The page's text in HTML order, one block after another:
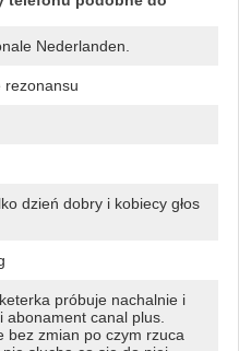
Nederlanden.
dzień dobry i kobiecy głos
próbuje nachalnie i
canal plus.
bez zmian po czym rzuca